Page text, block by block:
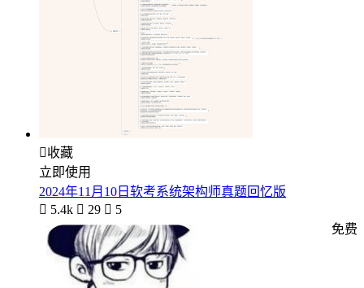
收藏
立即使用
2024年11月10日软考系统架构师真题回忆版
 5.4k  29  5
免费